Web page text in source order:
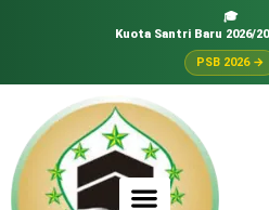
🎓
Kuota Santri Baru 2026/
PSB 2026 →